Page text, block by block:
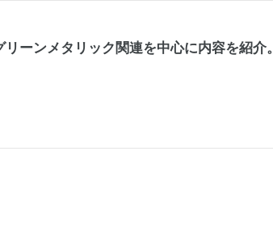
ーンメタリック関連を中心に内容を紹介。